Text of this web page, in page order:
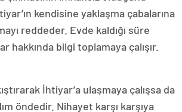
kendisine yaklaşma çabalarına
reddeder. Evde kaldığı süre
hakkında bilgi toplamaya çalışır.
İhtiyar’a ulaşmaya çalışsa da
öndedir. Nihayet karşı karşıya